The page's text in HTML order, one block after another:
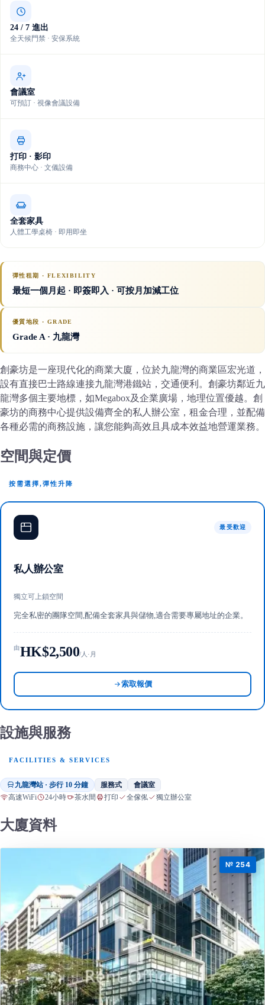
24 / 7 進出
全天候門禁 · 安保系統
會議室
可預訂 · 視像會議設備
打印 · 影印
商務中心 · 文儀設備
全套家具
人體工學桌椅 · 即用即坐
彈性租期 · FLEXIBILITY
最短一個月起 · 即簽即入 · 可按月加減工位
優質地段 · GRADE
Grade A· 九龍灣
創豪坊是一座現代化的商業大廈，位於九龍灣的商業區宏光道，
設有直接巴士路線連接九龍灣港鐵站，交通便利。創豪坊鄰近九
龍灣多個主要地標，如Megabox及企業廣場，地理位置優越。創
豪坊的商務中心提供設備齊全的私人辦公室，租金合理，並配備
各種必需的商務設施，讓您能夠高效且具成本效益地營運業務。
空間與定價
按需選擇,彈性升降
最受歡迎
私人辦公室
獨立可上鎖空間
完全私密的團隊空間,配備全套家具與儲物,適合需要專屬地址的企業。
由HK$2,500/人·月
索取報價
設施與服務
FACILITIES & SERVICES
九龍灣站 · 步行 10 分鐘 服務式 會議室
高速WiFi 24小時 茶水間 打印 全傢俬 獨立辦公室
大廈資料
№ 254